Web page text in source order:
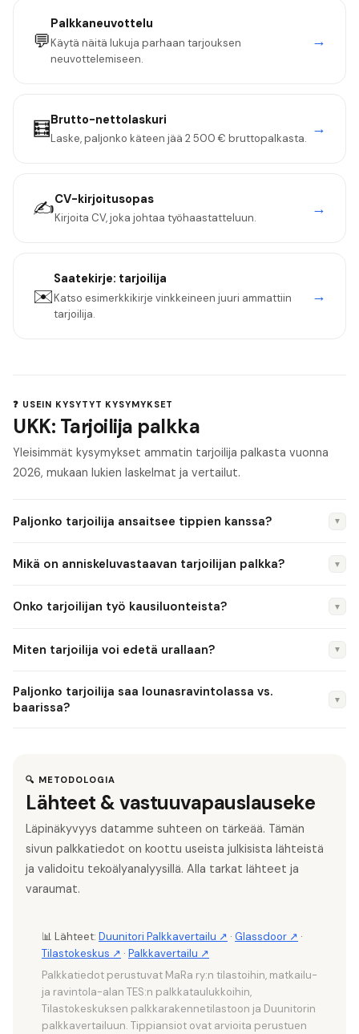
💬
Palkkaneuvottelu
Käytä näitä lukuja parhaan tarjouksen
neuvottelemiseen.
→
🧮Brutto-nettolaskuri
Laske, paljonko käteen jää 2 500 € bruttopalkasta.
→
✍️CV-kirjoitusopas
Kirjoita CV, joka johtaa työhaastatteluun.
→
✉️
Saatekirje: tarjoilija
Katso esimerkkikirje vinkkeineen juuri ammattiin
tarjoilija.
→
❓ USEIN KYSYTYT KYSYMYKSET
UKK: Tarjoilija palkka
Yleisimmät kysymykset ammatin tarjoilija palkasta vuonna
2026, mukaan lukien laskelmat ja vertailut.
Paljonko tarjoilija ansaitsee tippien kanssa? ▼
200–3 200 €/kk. Fine dining -ravintolassa ja suosituissa
tippikulttuuri on maltillisempaa kuin esim. Yhdysvalloissa.
Mikä on anniskeluvastaavan tarjoilijan palkka? ▼
ansaitsee tyypillisesti 2 200–2 800 €/kk peruspalkkana.
nostavat kokonaisansiota.
Onko tarjoilijan työ kausiluonteista? ▼
kesäravintolat ja tapahtumat. Sesonkiaikoina työtunteja on
kuitenkin ympärivuotista.
Miten tarjoilija voi edetä urallaan? ▼
ravintolapäällikkö → ravintolatoimenjohtaja. Sommelier-ura
Paljonko tarjoilija saa lounasravintolassa vs.
baarissa?
▼
samaa tasoa, mutta tipit ja ilta-/yölisät nostavat
kokonaisansiota 2 400–3 200 €/kk tasolle.
🔍 METODOLOGIA
Lähteet & vastuuvapauslauseke
Läpinäkyvyys datamme suhteen on tärkeää. Tämän
sivun palkkatiedot on koottu useista julkisista lähteistä
ja validoitu tekoälyanalyysillä. Alla tarkat lähteet ja
varaumat.
📊 Lähteet: Duunitori Palkkavertailu ↗ · Glassdoor ↗ ·
Tilastokeskus ↗ · Palkkavertailu ↗
Palkkatiedot perustuvat MaRa ry:n tilastoihin, matkailu-
ja ravintola-alan TES:n palkkataulukkoihin,
Tilastokeskuksen palkkarakennetilastoon ja Duunitorin
palkkavertailuun. Tippiansiot ovat arvioita perustuen